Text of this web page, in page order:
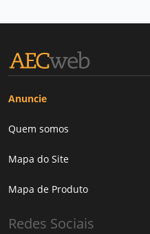
Anuncie
Quem somos
Mapa do Site
Mapa de Produto
Redes Sociais